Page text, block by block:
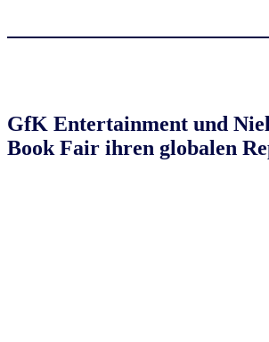
GfK Entertainment und
Book Fair ihren globalen